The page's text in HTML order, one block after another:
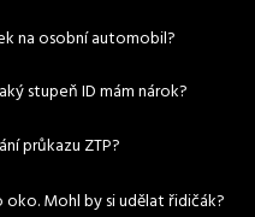
na osobní automobil?
stupeň ID mám nárok?
průkazu ZTP?
oko. Mohl by si udělat řidičák?